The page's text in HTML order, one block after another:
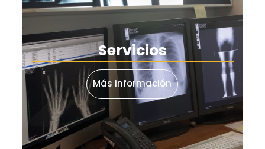
Servicios
Más información